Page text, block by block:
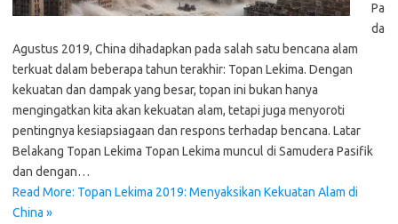
Pa
da
Agustus 2019, China dihadapkan pada salah satu bencana alam
terkuat dalam beberapa tahun terakhir: Topan Lekima. Dengan
kekuatan dan dampak yang besar, topan ini bukan hanya
mengingatkan kita akan kekuatan alam, tetapi juga menyoroti
pentingnya kesiapsiagaan dan respons terhadap bencana. Latar
Belakang Topan Lekima Topan Lekima muncul di Samudera Pasifik
dan dengan…
Read More: Topan Lekima 2019: Menyaksikan Kekuatan Alam di
China »